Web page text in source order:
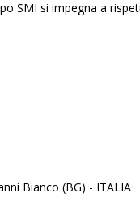
SMI si impegna a
Bianco (BG) - ITALIA